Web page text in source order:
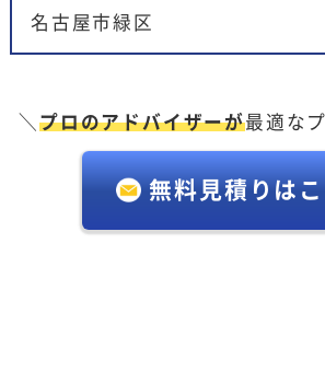
名古屋市緑区
＼プロのアドバイザーが最適な
無料見積りは